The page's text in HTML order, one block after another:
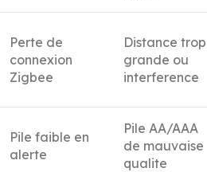
Perte de
connexion
Zigbee
Distance trop
grande ou
interference
Pile faible en
alerte
Pile AA/AAA
de mauvaise
qualite